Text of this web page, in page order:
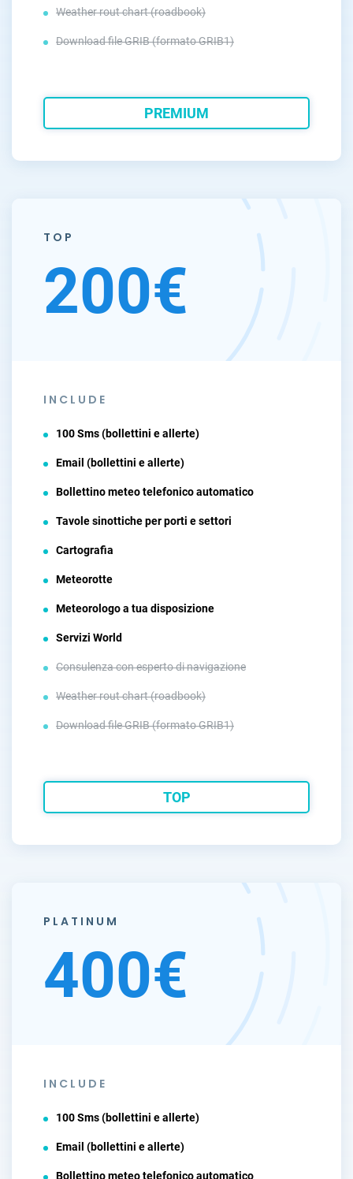
Weather rout chart (roadbook)
Download file GRIB (formato GRIB1)
PREMIUM
TOP
200€
INCLUDE
100 Sms (bollettini e allerte)
Email (bollettini e allerte)
Bollettino meteo telefonico automatico
Tavole sinottiche per porti e settori
Cartografia
Meteorotte
Meteorologo a tua disposizione
Servizi World
Consulenza con esperto di navigazione
Weather rout chart (roadbook)
Download file GRIB (formato GRIB1)
TOP
PLATINUM
400€
INCLUDE
100 Sms (bollettini e allerte)
Email (bollettini e allerte)
Bollettino meteo telefonico automatico